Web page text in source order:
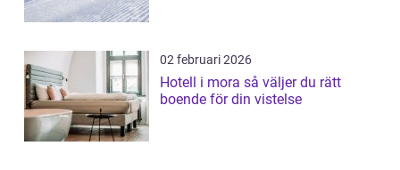
02 februari 2026
Hotell i mora så väljer du rätt
boende för din vistelse